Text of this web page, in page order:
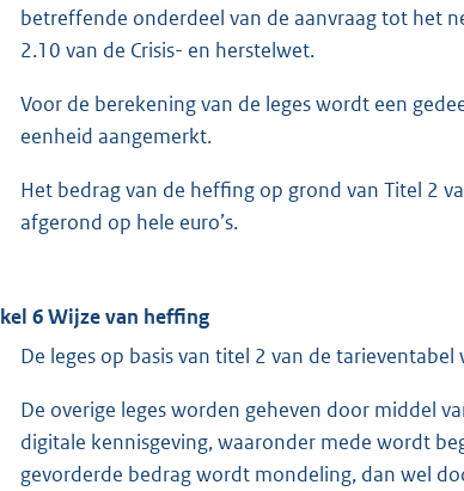
betreffende onderdeel van de aanvraag tot het
2.10 van de Crisis- en herstelwet.
Voor de berekening van de leges wordt een
eenheid aangemerkt.
Het bedrag van de heffing op grond van Titel 2
afgerond op hele euro’s.
6 Wijze van heffing
De leges op basis van titel 2 van de
De overige leges worden geheven door middel
digitale kennisgeving, waaronder mede wordt
gevorderde bedrag wordt mondeling, dan wel